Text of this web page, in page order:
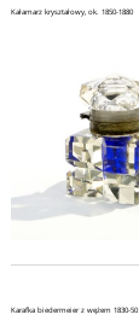
Kałamarz kryształowy, ok. 1850-1880
Karafka biedermeier z wężem 1830-50